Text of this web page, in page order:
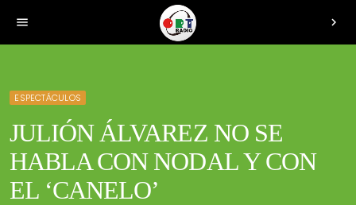
menu chevron_right
ESPECTÁCULOS
JULIÓN ÁLVAREZ NO SE
HABLA CON NODAL Y CON
EL ‘CANELO’